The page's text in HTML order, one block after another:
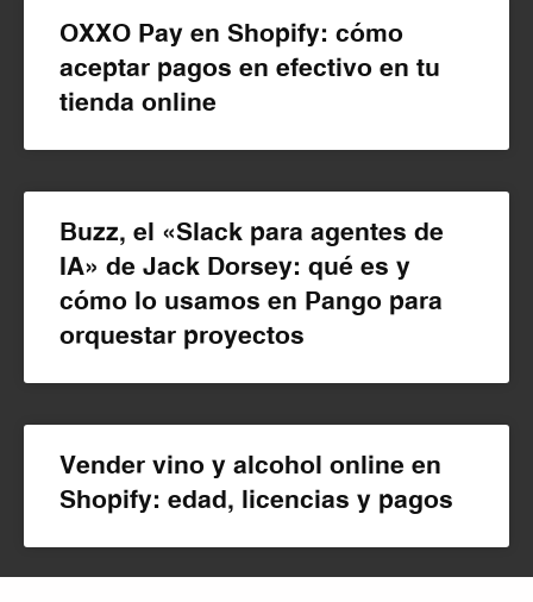
OXXO Pay en Shopify: cómo
aceptar pagos en efectivo en tu
tienda online
Buzz, el «Slack para agentes de
IA» de Jack Dorsey: qué es y
cómo lo usamos en Pango para
orquestar proyectos
Vender vino y alcohol online en
Shopify: edad, licencias y pagos